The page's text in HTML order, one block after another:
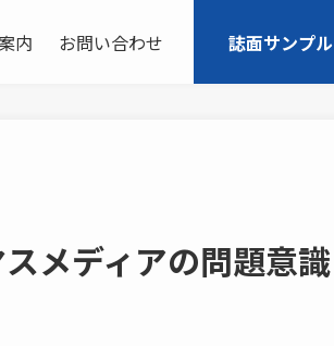
内 お問い合わせ 誌面サンプル
メディアの問題意識